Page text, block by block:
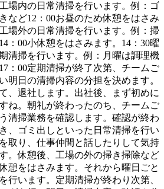
場内の日常清掃を行います。例：ゴ
など12：00お昼のため休憩をはさみ
場外の日常清掃を行います。例：掃
：00小休憩をはさみます。14：30曜
清掃を行います。例：月曜は調理機
：00定期清掃が終了次第、チームご
明日の清掃内容の分担を決めます。
、退社します。出社後、まず初めに
ね。朝礼が終わったのち、チームご
清掃業務を確認します。確認が終わ
、ゴミ出しといった日常清掃を行い
取り、仕事仲間と話したりして気持
。休憩後、工場の外の掃き掃除など
憩をはさみます。それから曜日ごと
行います。定期清掃が終わり次第、